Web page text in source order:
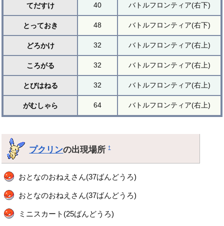
てだすけ 40 バトルフロンティア(右下)
とっておき 48 バトルフロンティア(右下)
どろかけ 32 バトルフロンティア(右上)
ころがる 32 バトルフロンティア(右上)
とびはねる 32 バトルフロンティア(右上)
がむしゃら 64 バトルフロンティア(右上)
プクリンの出現場所†
おとなのおねえさん(37ばんどうろ)
おとなのおねえさん(37ばんどうろ)
ミニスカート(25ばんどうろ)